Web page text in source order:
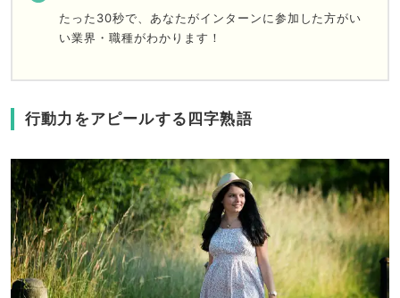
たった30秒で、あなたがインターンに参加した方がい
い業界・職種がわかります！
行動力をアピールする四字熟語